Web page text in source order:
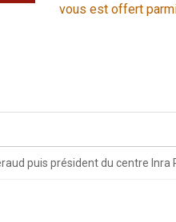
vous est offert
puis président du centre Inra